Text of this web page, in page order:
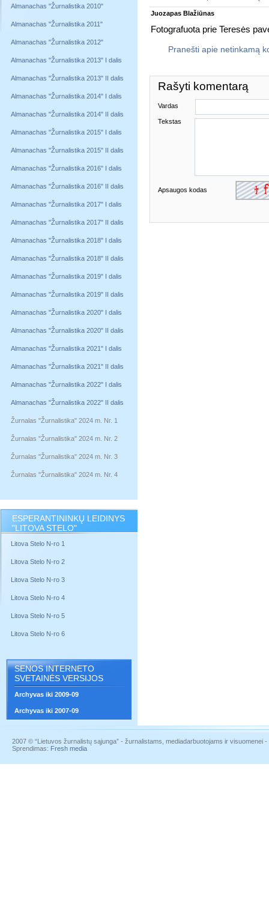
Almanachas "Žurnalistika 2010"
Almanachas "Žurnalistika 2011"
Almanachas "Žurnalistika 2012"
Almanachas "Žurnalistika 2013" I dalis
Almanachas "Žurnalistika 2013" II dalis
Almanachas "Žurnalistika 2014" I dalis
Almanachas "Žurnalistika 2014" II dalis
Almanachas "Žurnalistika 2015" I dalis
Almanachas "Žurnalistika 2015" II dalis
Almanachas "Žurnalistika 2016" I dalis
Almanachas "Žurnalistika 2016" II dalis
Almanachas "Žurnalistika 2017" I dalis
Almanachas "Žurnalistika 2017" II dalis
Almanachas "Žurnalistika 2018" I dalis
Almanachas "Žurnalistika 2018" II dalis
Almanachas "Žurnalistika 2019" I dalis
Almanachas "Žurnalistika 2019" II dalis
Almanachas "Žurnalistika 2020" I dalis
Almanachas "Žurnalistika 2020" II dalis
Almanachas "Žurnalistika 2021" I dalis
Almanachas "Žurnalistika 2021" II dalis
Almanachas "Žurnalistika 2022" I dalis
Almanachas "Žurnalistika 2022" II dalis
Žurnalas "Žurnalistika" 2024 m. Nr. 1
Žurnalas "Žurnalistika" 2024 m. Nr. 2
Žurnalas "Žurnalistika" 2024 m. Nr. 3
Žurnalas "Žurnalistika" 2024 m. Nr. 4
ESPERANTININKŲ LEIDINYS
"LITOVA STELO"
Litova Stelo N-ro 1
Litova Stelo N-ro 2
Litova Stelo N-ro 3
Litova Stelo N-ro 4
Litova Stelo N-ro 5
Litova Stelo N-ro 6
SENOS INTERNETO
SVETAINĖS VERSIJOS
Archyvas iki 2009-09
Archyvas iki 2007-09
Juozapas Blažiūnas
Fotografuota prie Teresės
Pranešti apie netinkamą
Rašyti komentarą
Vardas
Tekstas
Apsaugos kodas
2007 © “Lietuvos žurnalistų sąjunga” - žurnalistams, mediadarbuotojams ir visuomenei
Sprendimas: Fresh media